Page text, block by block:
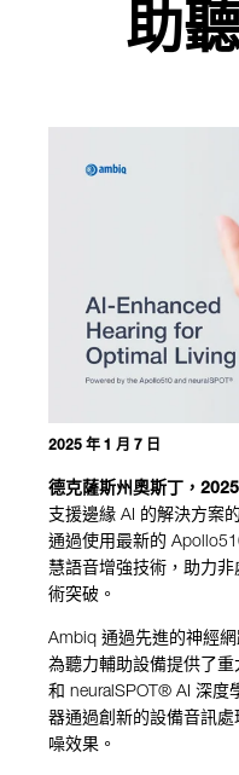
助
2025 年 1 月 7 日
德克薩斯州奧斯丁， 2025
支援邊緣 AI 的解決方案
通過使用最新的
慧語音增強技術， 助力非
術突破。
Ambiq 通過先進的神經
為聽力輔助設備提供了重
和 neuralSPOT® AI 深度
器通過創新的設備音訊
噪效果。